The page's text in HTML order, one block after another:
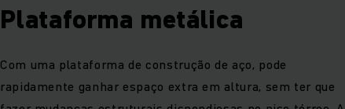
Plataforma metálica
Com uma plataforma de construção de aço, pode
rapidamente ganhar espaço extra em altura, sem ter que